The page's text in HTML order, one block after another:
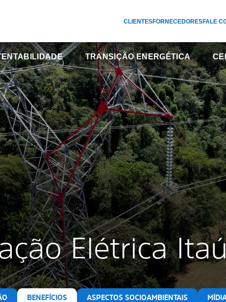
CLIENTESFORNECEDORESFALE
TRANSIÇÃO ENERGÉTICA
Elétrica
BENEFÍCIOS ASPECTOS SOCIOAMBIENTAIS